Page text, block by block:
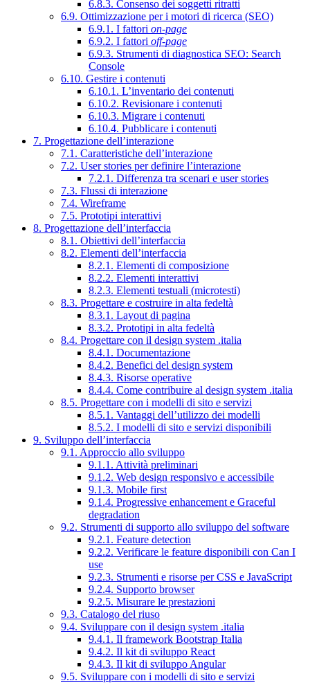
6.8.3. Consenso dei soggetti ritratti
6.9. Ottimizzazione per i motori di ricerca (SEO)
6.9.1. I fattori on-page
6.9.2. I fattori off-page
6.9.3. Strumenti di diagnostica SEO: Search
Console
6.10. Gestire i contenuti
6.10.1. L’inventario dei contenuti
6.10.2. Revisionare i contenuti
6.10.3. Migrare i contenuti
6.10.4. Pubblicare i contenuti
7. Progettazione dell’interazione
7.1. Caratteristiche dell’interazione
7.2. User stories per definire l’interazione
7.2.1. Differenza tra scenari e user stories
7.3. Flussi di interazione
7.4. Wireframe
7.5. Prototipi interattivi
8. Progettazione dell’interfaccia
8.1. Obiettivi dell’interfaccia
8.2. Elementi dell’interfaccia
8.2.1. Elementi di composizione
8.2.2. Elementi interattivi
8.2.3. Elementi testuali (microtesti)
8.3. Progettare e costruire in alta fedeltà
8.3.1. Layout di pagina
8.3.2. Prototipi in alta fedeltà
8.4. Progettare con il design system .italia
8.4.1. Documentazione
8.4.2. Benefici del design system
8.4.3. Risorse operative
8.4.4. Come contribuire al design system .italia
8.5. Progettare con i modelli di sito e servizi
8.5.1. Vantaggi dell’utilizzo dei modelli
8.5.2. I modelli di sito e servizi disponibili
9. Sviluppo dell’interfaccia
9.1. Approccio allo sviluppo
9.1.1. Attività preliminari
9.1.2. Web design responsivo e accessibile
9.1.3. Mobile first
9.1.4. Progressive enhancement e Graceful
degradation
9.2. Strumenti di supporto allo sviluppo del software
9.2.1. Feature detection
9.2.2. Verificare le feature disponibili con Can I
use
9.2.3. Strumenti e risorse per CSS e JavaScript
9.2.4. Supporto browser
9.2.5. Misurare le prestazioni
9.3. Catalogo del riuso
9.4. Sviluppare con il design system .italia
9.4.1. Il framework Bootstrap Italia
9.4.2. Il kit di sviluppo React
9.4.3. Il kit di sviluppo Angular
9.5. Sviluppare con i modelli di sito e servizi